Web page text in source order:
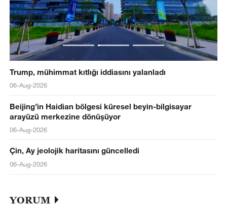
Trump, mühimmat kıtlığı iddiasını yalanladı
06-Aug-2026
Beijing’in Haidian bölgesi küresel beyin-bilgisayar
arayüzü merkezine dönüşüyor
06-Aug-2026
Çin, Ay jeolojik haritasını güncelledi
06-Aug-2026
YORUM